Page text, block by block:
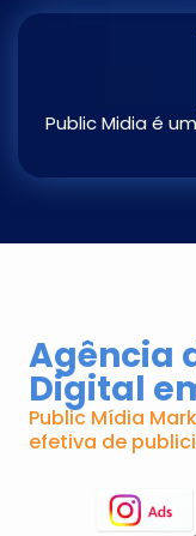
Public Midia é
Agência
Digital
Public Mídia
efetiva de